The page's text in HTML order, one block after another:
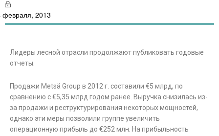
февраля, 2013
Лидеры лесной отрасли продолжают публиковать годовые
отчеты.
Продажи Metsä Group в 2012 г. составили €5 млрд, по
сравнению с €5,35 млрд годом ранее. Выручка снизилась из-
за продажи и реструктурирования некоторых мощностей,
однако эти меры позволили группе увеличить
операционную прибыль до €252 млн. На прибыльность